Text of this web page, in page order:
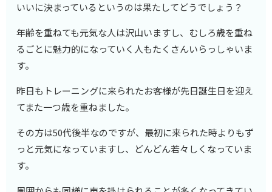
いいに決まっているというのは果たしてどうでしょう？
年齢を重ねても元気な人は沢山いますし、むしろ歳を重ね
るごとに魅力的になっていく人もたくさんいらっしゃいま
す。
昨日もトレーニングに来られたお客様が先日誕生日を迎え
てまた一つ歳を重ねました。
その方は50代後半なのですが、最初に来られた時よりもず
っと元気になっていますし、どんどん若々しくなっていま
す。